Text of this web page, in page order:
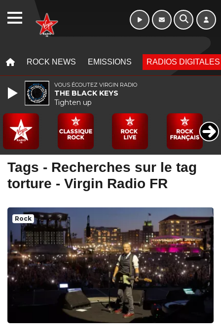
ROCK NEWS EMISSIONS RADIOS DIGITALES
Tags - Recherches sur le tag
torture - Virgin Radio FR
Rock
VOUS ÉCOUTEZ VIRGIN RADIO
THE BLACK KEYS
Tighten up
WEBRADIO